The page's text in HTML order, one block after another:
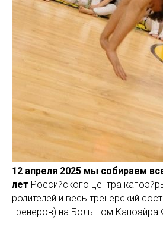
12 апреля 2025 мы собираем
лет Российского центра
родителей и весь тренерский
тренеров) на Большом Капоэйра